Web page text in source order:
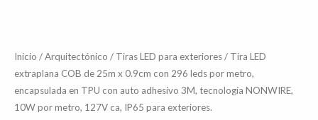
Inicio /Arquitectónico / Tiras LED para exteriores/ Tira LED
extraplana COB de 25m x 0.9cm con 296 leds por metro,
encapsulada en TPU con auto adhesivo 3M, tecnología NONWIRE,
10W por metro, 127V ca, IP65 para exteriores.
TPU
con
auto
adhesivo